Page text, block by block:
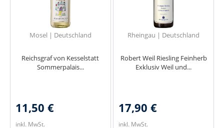
Mosel | Deutschland
Reichsgraf von Kesselstatt
Sommerpalais...
11,50 €
inkl. MwSt.
Rheingau | Deutschland
Robert Weil Riesling Feinherb
Exklusiv Weil und...
17,90 €
inkl. MwSt.